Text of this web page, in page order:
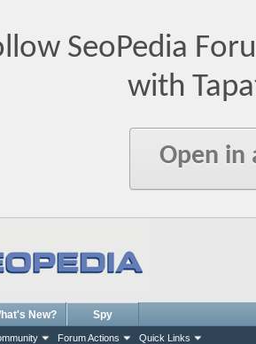
SeoPedia
with
Open in
Forum Actions Quick Links
New? Spy